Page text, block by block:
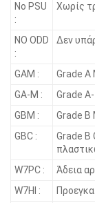
No PSU
:
Χωρίς
NO ODD
:
Δεν
GAM :
Grade A
GA-M :
Grade
GBM :
Grade B
GBC :
Grade B
W7PC :
Άδεια
W7HI :